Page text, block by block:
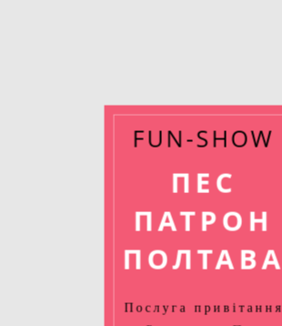
FUN-SHOW
ПЕС
ПАТРОН
ПОЛТАВА
Послуга привітання